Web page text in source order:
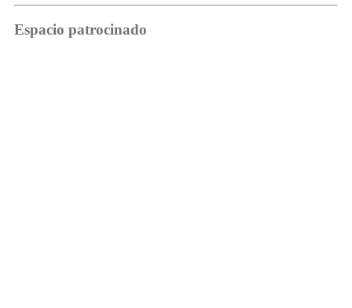
Espacio patrocinado